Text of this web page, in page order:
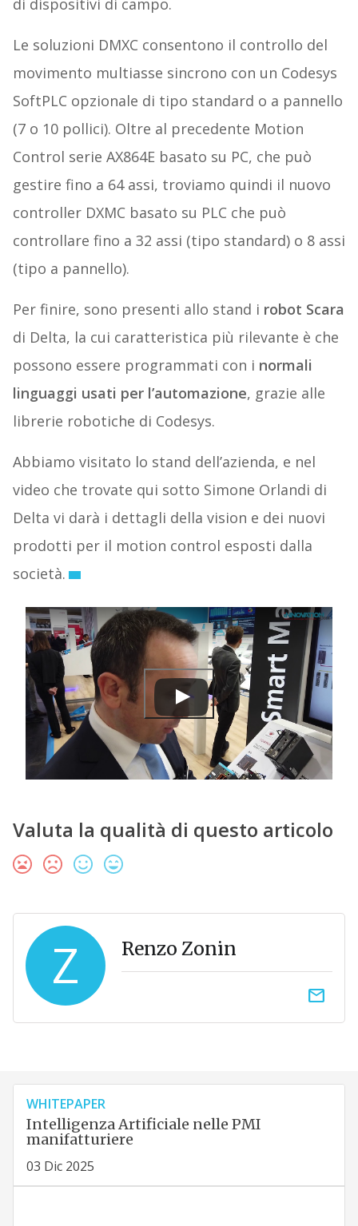
di dispositivi di campo.
Le soluzioni DMXC consentono il controllo del
movimento multiasse sincrono con un Codesys
SoftPLC opzionale di tipo standard o a pannello
(7 o 10 pollici). Oltre al precedente Motion
Control serie AX864E basato su PC, che può
gestire fino a 64 assi, troviamo quindi il nuovo
controller DXMC basato su PLC che può
controllare fino a 32 assi (tipo standard) o 8 assi
(tipo a pannello).
Per finire, sono presenti allo stand i robot Scara
di Delta, la cui caratteristica più rilevante è che
possono essere programmati con i normali
linguaggi usati per l’automazione, grazie alle
librerie robotiche di Codesys.
Abbiamo visitato lo stand dell’azienda, e nel
video che trovate qui sotto Simone Orlandi di
Delta vi darà i dettagli della vision e dei nuovi
prodotti per il motion control esposti dalla
società.
Valuta la qualità di questo articolo
Z Renzo Zonin
email
WHITEPAPER
Intelligenza Artificiale nelle PMI
manifatturiere
03 Dic 2025